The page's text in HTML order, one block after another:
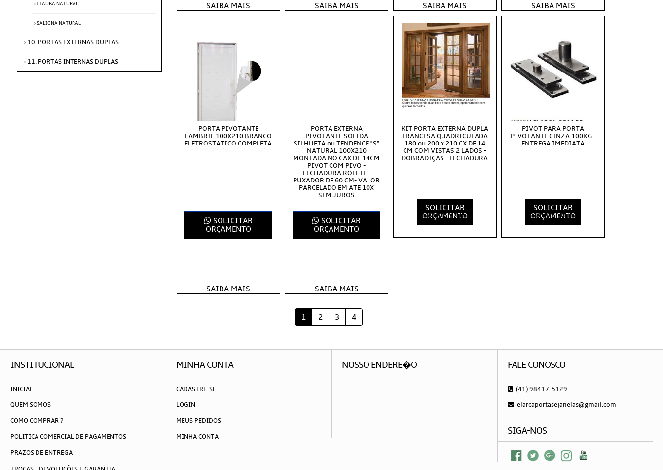
ITAUBA NATURAL
SALIGNA NATURAL
10. PORTAS EXTERNAS DUPLAS
11. PORTAS INTERNAS DUPLAS
SAIBA MAIS SAIBA MAIS SAIBA MAIS SAIBA MAIS
PORTA PIVOTANTE
LAMBRIL 100X210 BRANCO
ELETROSTATICO COMPLETA
SOLICITAR
ORÇAMENTO
SAIBA MAIS
PORTA EXTERNA
PIVOTANTE SOLIDA
SILHUETA ou TENDENCE "S"
NATURAL 100X210
MONTADA NO CAX DE 14CM
PIVOT COM PIVO -
FECHADURA ROLETE -
PUXADOR DE 60 CM- VALOR
PARCELADO EM ATE 10X
SEM JUROS
SOLICITAR
ORÇAMENTO
SAIBA MAIS
KIT PORTA EXTERNA DUPLA
FRANCESA QUADRICULADA
180 ou 200 x 210 CX DE 14
CM COM VISTAS 2 LADOS -
DOBRADIÇAS - FECHADURA
SOLICITAR
ORÇAMENTO
SAIBA MAIS
PIVOT PARA PORTA
PIVOTANTE CINZA 100KG -
ENTREGA IMEDIATA
SOLICITAR
ORÇAMENTO
SAIBA MAIS
1 2 3 4
INSTITUCIONAL
INICIAL
QUEM SOMOS
COMO COMPRAR ?
POLITICA COMERCIAL DE PAGAMENTOS
PRAZOS DE ENTREGA
MINHA CONTA
CADASTRE-SE
LOGIN
MEUS PEDIDOS
MINHA CONTA
NOSSO ENDERE�O FALE CONOSCO
(41) 98417-5129
elarcaportasejanelas@gmail.com
SIGA-NOS